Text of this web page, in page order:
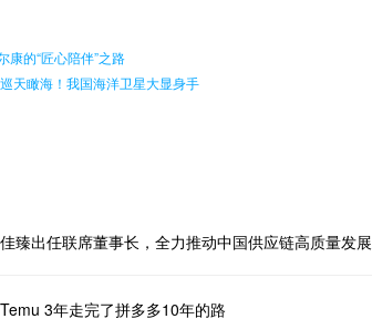
康的“匠心陪伴”之路
天瞰海！我国海洋卫星大显身手
臻出任联席董事长，全力推动中国供应链高质量发展
3年走完了拼多多10年的路